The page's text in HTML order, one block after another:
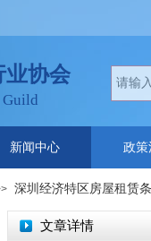
Guild
新闻中心 政策
业协会
深圳经济特区房屋租赁
文章详情